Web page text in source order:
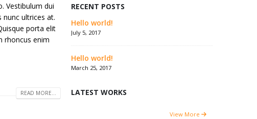
Vestibulum dui
nunc ultrices at.
porta elit
rhoncus enim
READ MORE...
RECENT POSTS
Hello world!
July 5, 2017
Hello world!
March 25, 2017
LATEST WORKS
View More